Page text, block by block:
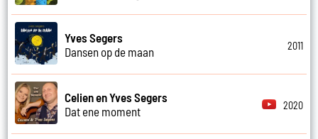
Yves Segers
Dansen op de maan
2011
Celien en Yves Segers
Dat ene moment
2020